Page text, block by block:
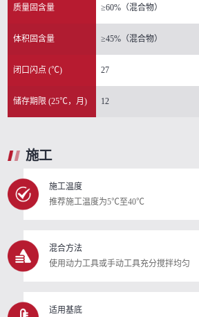
质量固含量 ≥60%（混合物）
体积固含量 ≥45%（混合物）
闭口闪点 (℃) 27
储存期限 (25℃，月) 12
施工
施工温度
推荐施工温度为5℃至40℃
混合方法
使用动力工具或手动工具充分搅拌均匀
适用基底